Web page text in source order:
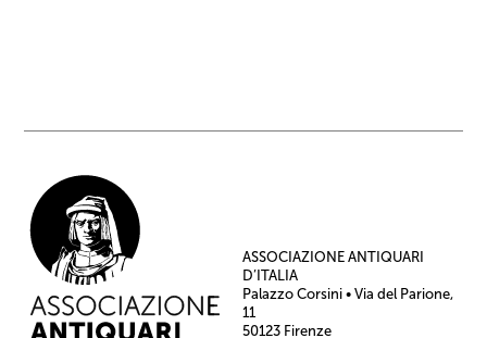
ASSOCIAZIONE ANTIQUARI
D’ITALIA
Palazzo Corsini • Via del Parione,
11
50123 Firenze